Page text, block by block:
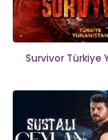
Survivor Türkiye